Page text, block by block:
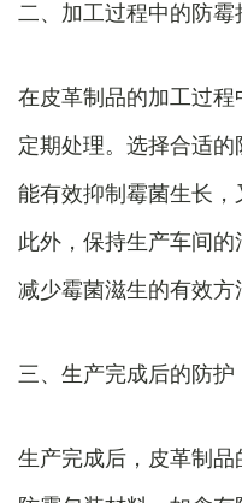
二、加工过程中的防霉
在皮革制品的加工过
定期处理。选择合适
能有效抑制霉菌生长，
此外，保持生产车间
减少霉菌滋生的有效方
三、生产完成后的防护
生产完成后，皮革制